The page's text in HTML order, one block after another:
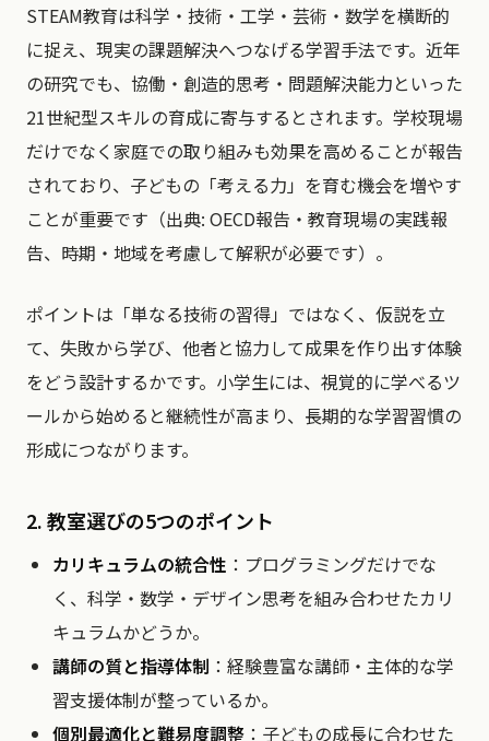
STEAM教育は科学・技術・工学・芸術・数学を横断的
に捉え、現実の課題解決へつなげる学習手法です。近年
の研究でも、協働・創造的思考・問題解決能力といった
21世紀型スキルの育成に寄与するとされます。学校現場
だけでなく家庭での取り組みも効果を高めることが報告
されており、子どもの「考える力」を育む機会を増やす
ことが重要です（出典: OECD報告・教育現場の実践報
告、時期・地域を考慮して解釈が必要です）。
ポイントは「単なる技術の習得」ではなく、仮説を立
て、失敗から学び、他者と協力して成果を作り出す体験
をどう設計するかです。小学生には、視覚的に学べるツ
ールから始めると継続性が高まり、長期的な学習習慣の
形成につながります。
2. 教室選びの5つのポイント
カリキュラムの統合性 ：プログラミングだけでな
く、科学・数学・デザイン思考を組み合わせたカリ
キュラムかどうか。
講師の質と指導体制 ：経験豊富な講師・主体的な学
習支援体制が整っているか。
個別最適化と難易度調整 ：子どもの成長に合わせた